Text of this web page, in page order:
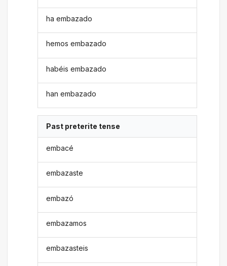
ha embazado
hemos embazado
habéis embazado
han embazado
Past preterite tense
embacé
embazaste
embazó
embazamos
embazasteis